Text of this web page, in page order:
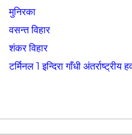
मुनिरका
वसन्त विहार
शंकर विहार
टर्मिनल 1 इन्दिरा गाँधी अंतर्राष्ट्रीय